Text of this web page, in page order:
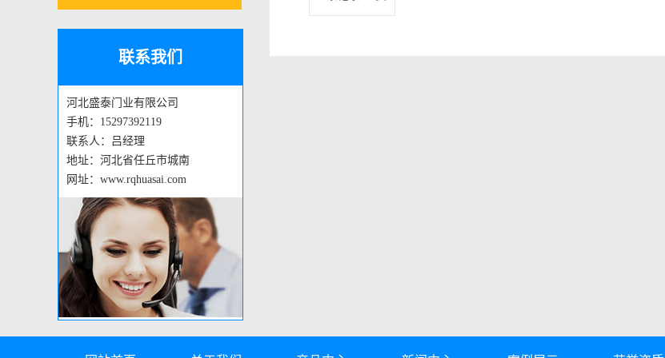
联系我们
河北盛泰门业有限公司
手机：15297392119
联系人：吕经理
地址：河北省任丘市城南
网址：www.rqhuasai.com